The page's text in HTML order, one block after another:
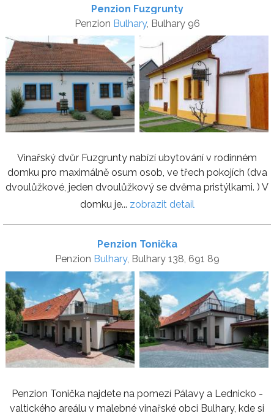
Penzion Fuzgrunty
Penzion Bulhary, Bulhary 96
Vinařský dvůr Fuzgrunty nabízí ubytování v rodinném
domku pro maximálně osum osob, ve třech pokojích (dva
dvoulůžkové, jeden dvoulůžkový se dvěma pristýlkami. ) V
domku je... zobrazit detail
Penzion Tonička
Penzion Bulhary, Bulhary 138, 691 89
Penzion Tonička najdete na pomezí Pálavy a Lednicko -
valtického areálu v malebné vinařské obci Bulhary, kde si